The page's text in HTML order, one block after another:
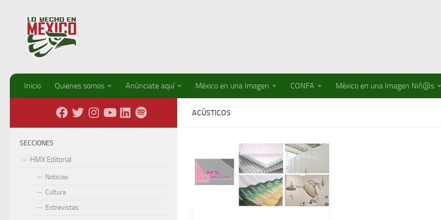
Inicio Quienes somos Anúnciate aquí México en una Imagen CONFA México en una Imagen Niñ@s
ACÚSTICOS
SECCIONES
HMX Editorial
Noticias
Cultura
Entrevistas